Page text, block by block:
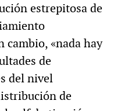
estrepitosa de
cambio, «nada hay
de
del nivel
de